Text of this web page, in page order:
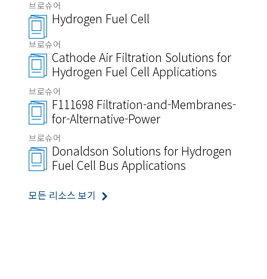
브로슈어
Hydrogen Fuel Cell
브로슈어
Cathode Air Filtration Solutions for
Hydrogen Fuel Cell Applications
브로슈어
F111698 Filtration-and-Membranes-
for-Alternative-Power
브로슈어
Donaldson Solutions for Hydrogen
Fuel Cell Bus Applications
모든 리소스 보기